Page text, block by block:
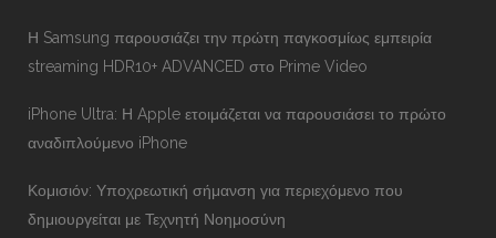
Η Samsung παρουσιάζει την πρώτη παγκοσμίως εμπειρία
streaming HDR10+ ADVANCED στο Prime Video
iPhone Ultra: Η Apple ετοιμάζεται να παρουσιάσει το πρώτο
αναδιπλούμενο iPhone
Κομισιόν: Υποχρεωτική σήμανση για περιεχόμενο που
δημιουργείται με Τεχνητή Νοημοσύνη